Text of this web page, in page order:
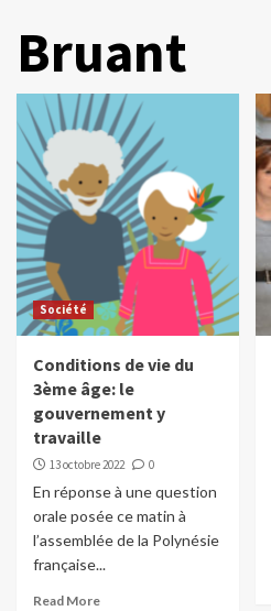
Bruant
Société
Conditions de vie du
3ème âge: le
gouvernement y
travaille
13 octobre 2022 0
En réponse à une question
orale posée ce matin à
l’assemblée de la Polynésie
française...
Read More